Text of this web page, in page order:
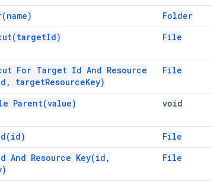
name) Folder
targetId) File
For Target Id And Resource
, targetResourceKey)
File
Parent(value) void
id) File
And Resource Key(id ,
File